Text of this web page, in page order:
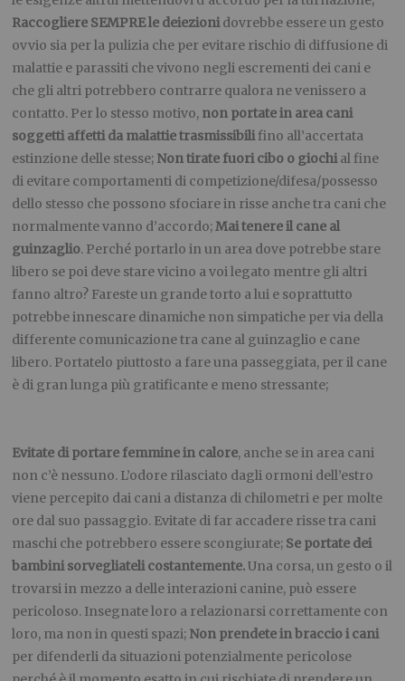
Raccogliere SEMPRE le deiezionidovrebbe essere un gesto
ovvio sia per la pulizia che per evitare rischio di diffusione di
malattie e parassiti che vivono negli escrementi dei cani e
che gli altri potrebbero contrarre qualora ne venissero a
contatto. Per lo stesso motivo, non portate in area cani
soggetti affetti da malattie trasmissibilifino all’accertata
estinzione delle stesse; Non tirate fuori cibo o giochial fine
di evitare comportamenti di competizione/difesa/possesso
dello stesso che possono sfociare in risse anche tra cani che
normalmente vanno d’accordo;Mai tenere il cane al
guinzaglio. Perché portarlo in un area dove potrebbe stare
libero se poi deve stare vicino a voi legato mentre gli altri
fanno altro? Fareste un grande torto a lui e soprattutto
potrebbe innescare dinamiche non simpatiche per via della
differente comunicazione tra cane al guinzaglio e cane
libero. Portatelo piuttosto a fare una passeggiata, per il cane
è di gran lunga più gratificante e meno stressante;
Evitate di portare femmine in calore, anche se in area cani
non c’è nessuno. L’odore rilasciato dagli ormoni dell’estro
viene percepito dai cani a distanza di chilometri e per molte
ore dal suo passaggio. Evitate di far accadere risse tra cani
maschi che potrebbero essere scongiurate; Se portate dei
bambini sorvegliateli costantemente.Una corsa, un gesto o il
trovarsi in mezzo a delle interazioni canine, può essere
pericoloso. Insegnate loro a relazionarsi correttamente con
loro, ma non in questi spazi; Non prendete in braccio i cani
per difenderli da situazioni potenzialmente pericolose